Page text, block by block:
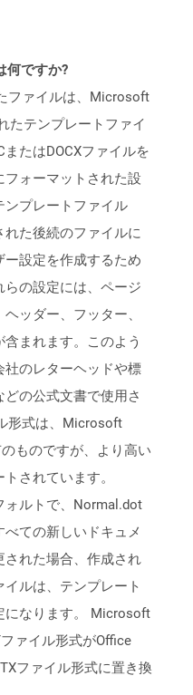
何ですか?
ファイルは、Microsoft
たテンプレートファイ
たはDOCXファイルを
ォーマットされた設
ンプレートファイル
た後続のファイルに
設定を作成するため
の設定には、ページ
ッダー、フッター、
まれます。このよう
社のレターヘッドや標
の公式文書で使用さ
形式は、Microsoft
ものですが、より高い
されています。
ルトで、Normal.dot
ての新しいドキュメ
された場合、作成され
ルは、テンプレート
になります。 Microsoft
ァイル形式がOffice
ファイル形式に置き換